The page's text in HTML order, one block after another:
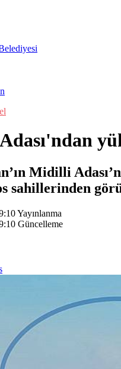
Midilli
sahillerinden
Yayınlanma
Güncelleme